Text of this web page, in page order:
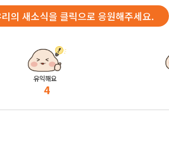
의 새소식을 클릭으로 응원해주세요.
유익해요
4